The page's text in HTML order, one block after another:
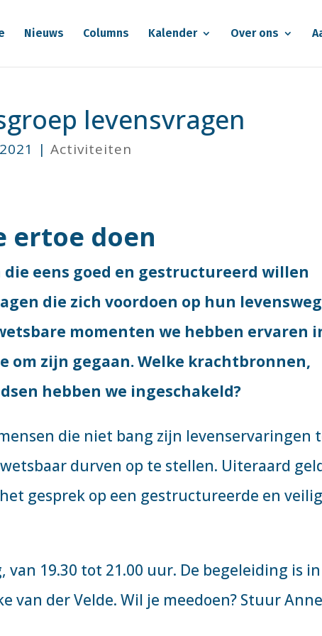
Nieuws Columns Kalender Over ons
levensvragen
|Activiteiten
ertoe doen
die eens goed en gestructureerd willen
die zich voordoen op hun
momenten we hebben ervaren
om zijn gegaan. Welke krachtbronnen,
hebben we ingeschakeld?
die niet bang zijn levenservaringen
durven op te stellen. Uiteraard
gesprek op een gestructureerde en
van 19.30 tot 21.00 uur. De begeleiding is in
van der Velde. Wil je meedoen? Stuur